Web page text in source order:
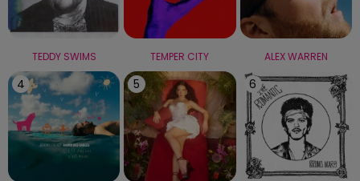
TEDDY SWIMS TEMPER CITY ALEX WARREN
4 5 6